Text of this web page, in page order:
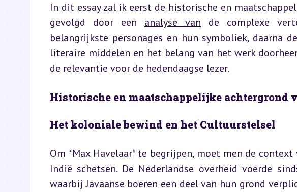
In dit essay zal ik eerst de historische en
gevolgd door een analyse van de complexe
belangrijkste personages en hun symboliek, daarna
literaire middelen en het belang van het werk
de relevantie voor de hedendaagse lezer.
Historische en maatschappelijke achtergrond
Het koloniale bewind en het Cultuurstelsel
Om *Max Havelaar* te begrijpen, moet men de
Indië schetsen. De Nederlandse overheid voerde
waarbij Javaanse boeren een deel van hun grond